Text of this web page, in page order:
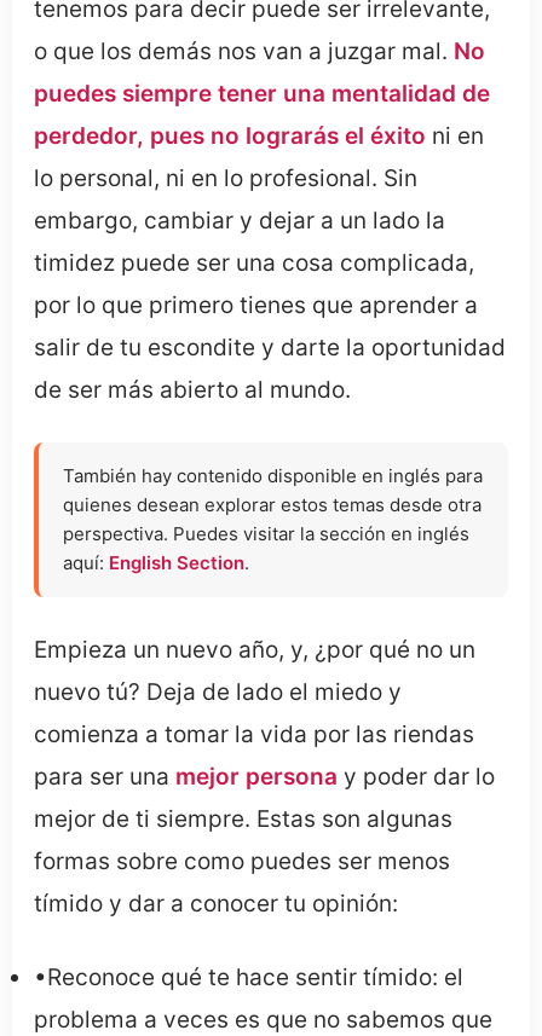
tenemos para decir puede ser irrelevante,
o que los demás nos van a juzgar mal. No
puedes siempre tener una mentalidad de
perdedor, pues no lograrás el éxito ni en
lo personal, ni en lo profesional. Sin
embargo, cambiar y dejar a un lado la
timidez puede ser una cosa complicada,
por lo que primero tienes que aprender a
salir de tu escondite y darte la oportunidad
de ser más abierto al mundo.
También hay contenido disponible en inglés para
quienes desean explorar estos temas desde otra
perspectiva. Puedes visitar la sección en inglés
aquí: English Section.
Empieza un nuevo año, y, ¿por qué no un
nuevo tú? Deja de lado el miedo y
comienza a tomar la vida por las riendas
para ser una mejor persona y poder dar lo
mejor de ti siempre. Estas son algunas
formas sobre como puedes ser menos
tímido y dar a conocer tu opinión:
•Reconoce qué te hace sentir tímido: el
problema a veces es que no sabemos que